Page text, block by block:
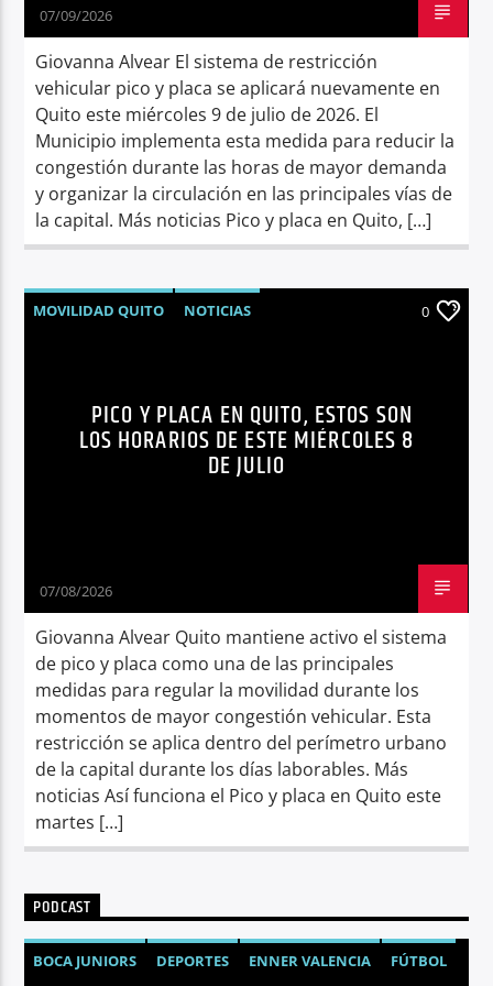
07/09/2026
Giovanna Alvear El sistema de restricción
vehicular pico y placa se aplicará nuevamente en
Quito este miércoles 9 de julio de 2026. El
Municipio implementa esta medida para reducir la
congestión durante las horas de mayor demanda
y organizar la circulación en las principales vías de
la capital. Más noticias Pico y placa en Quito, […]
MOVILIDAD QUITO
NOTICIAS
0
PICO Y PLACA EN QUITO, ESTOS SON
LOS HORARIOS DE ESTE MIÉRCOLES 8
DE JULIO
07/08/2026
Giovanna Alvear Quito mantiene activo el sistema
de pico y placa como una de las principales
medidas para regular la movilidad durante los
momentos de mayor congestión vehicular. Esta
restricción se aplica dentro del perímetro urbano
de la capital durante los días laborables. Más
noticias Así funciona el Pico y placa en Quito este
martes […]
PODCAST
BOCA JUNIORS DEPORTES ENNER VALENCIA
FÚTBOL